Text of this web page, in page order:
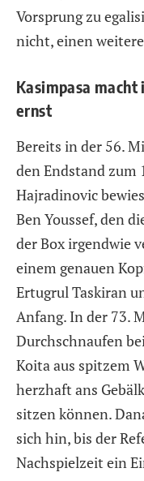
Vorsprung zu
nicht, einen
Kasimpasa
ernst
Bereits in der 56.
den Endstand zum
Hajradinovic
Ben Youssef, den
der Box irgendwie
einem genauen
Ertugrul Taskiran
Anfang. In der 73.
Durchschnaufen
Koita aus spitzem
herzhaft ans
sitzen können.
sich hin, bis der
Nachspielzeit ein